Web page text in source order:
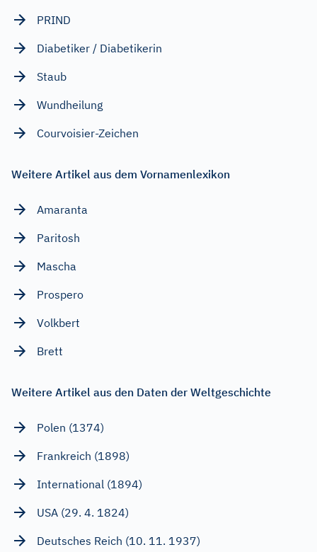
PRIND
Diabetiker / Diabetikerin
Staub
Wundheilung
Courvoisier-Zeichen
Weitere Artikel aus dem Vornamenlexikon
Amaranta
Paritosh
Mascha
Prospero
Volkbert
Brett
Weitere Artikel aus den Daten der Weltgeschichte
Polen (1374)
Frankreich (1898)
International (1894)
USA (29. 4. 1824)
Deutsches Reich (10. 11. 1937)